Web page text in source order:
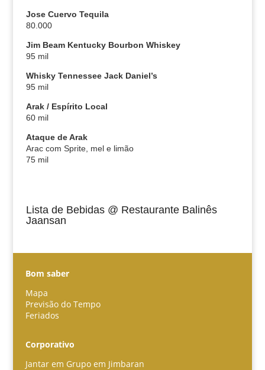
Jose Cuervo Tequila
80.000
Jim Beam Kentucky Bourbon Whiskey
95 mil
Whisky Tennessee Jack Daniel’s
95 mil
Arak / Espírito Local
60 mil
Ataque de Arak
Arac com Sprite, mel e limão
75 mil
Lista de Bebidas @ Restaurante Balinês
Jaansan
Bom saber
Mapa
Previsão do Tempo
Feriados
Corporativo
Jantar em Grupo em Jimbaran